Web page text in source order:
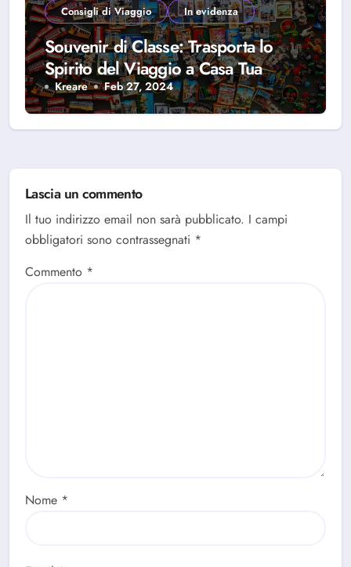
Consigli di Viaggio In evidenza
Souvenir di Classe: Trasporta lo
Spirito del Viaggio a Casa Tua
Kreare Feb 27, 2024
Lascia un commento
Il tuo indirizzo email non sarà pubblicato. I campi
obbligatori sono contrassegnati *
Commento *
Nome *